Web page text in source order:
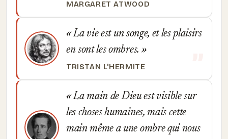
MARGARET ATWOOD
La vie est un songe, et les plaisirs
en sont les ombres.
TRISTAN L'HERMITE
La main de Dieu est visible sur
les choses humaines, mais cette
main même a une ombre qui nous